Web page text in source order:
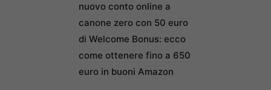
nuovo conto online a
canone zero con 50 euro
di Welcome Bonus: ecco
come ottenere fino a 650
euro in buoni Amazon